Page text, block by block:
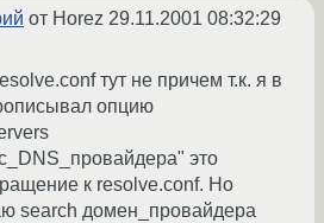
от Horez 29.11.2001 08:32:29
тут не причем т.к. я в
опцию
это
к resolve.conf. Но
search домен_провайдера